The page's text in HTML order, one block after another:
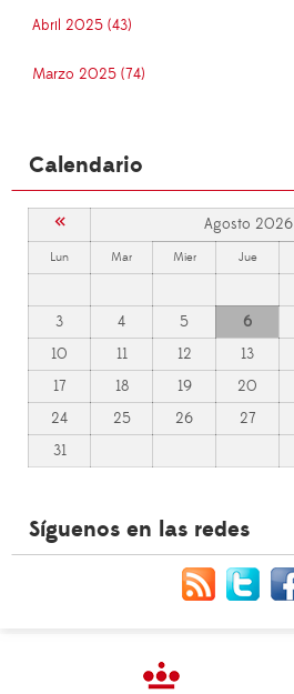
Abril 2025 (43)
Marzo 2025 (74)
Calendario
« Agosto 2026
Lun Mar Mier Jue
3
4 5 6
10
11 12 13
17
18 19 20
24
25 26 27
31
Síguenos en las redes